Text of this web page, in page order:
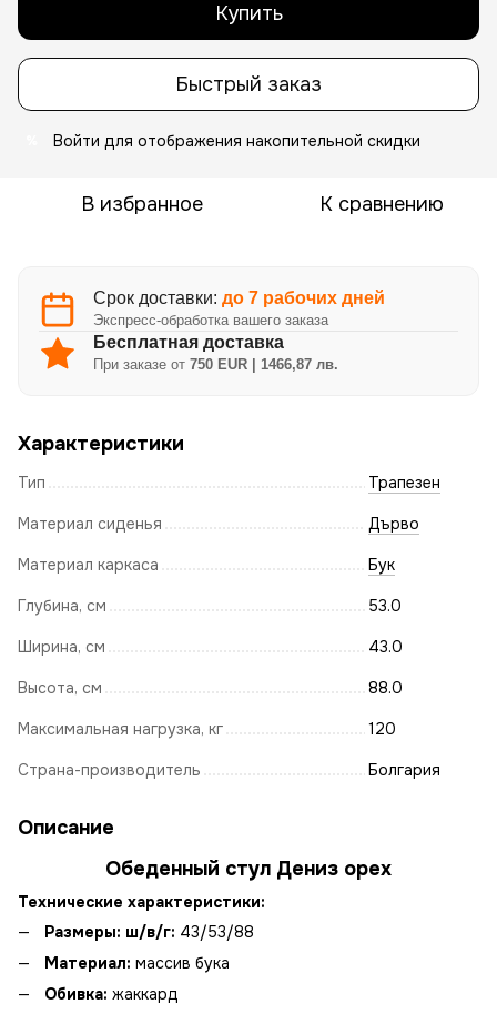
Купить
Быстрый заказ
Войти для отображения накопительной скидки
В избранное К сравнению
Срок доставки: до 7 рабочих дней
Экспресс-обработка вашего заказа
Бесплатная доставка
При заказе от 750 EUR | 1466,87 лв.
Характеристики
Тип Трапезен
Материал сиденья Дърво
Материал каркаса Бук
Глубина, см 53.0
Ширина, см 43.0
Высота, см 88.0
Максимальная нагрузка, кг 120
Страна-производитель Болгария
Описание
Обеденный стул Дениз орех
Технические характеристики:
Размеры: ш/в/г: 43/53/88
Материал: массив бука
Обивка: жаккард